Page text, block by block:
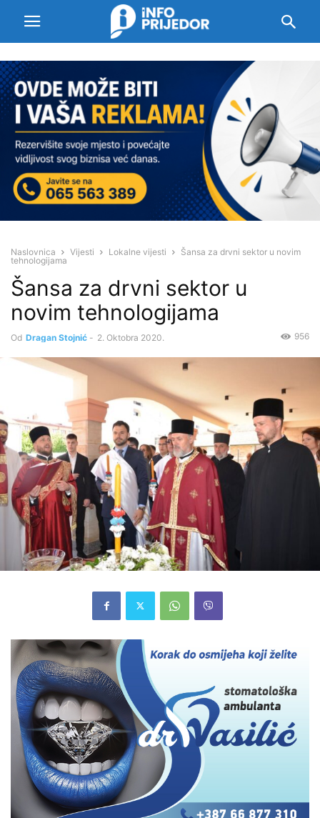
Naslovnica Vijesti Lokalne vijesti
Šansa za drvni sektor u novim
tehnologijama
Šansa za drvni sektor u
novim tehnologijama
Od Dragan Stojnić - 2. Oktobra 2020. 956